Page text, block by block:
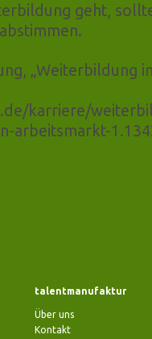
geht,
„Weiterbildung
karriere/
arbeitsmarkt-
talentmanufaktur
Über uns
Kontakt